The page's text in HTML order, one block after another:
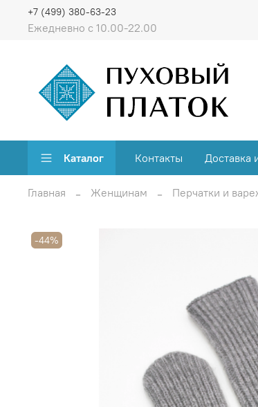
Ежедневно с 10.00-22.00
+7 (499) 380-63-23
Каталог Контакты Доставка
Главная Женщинам Перчатки и
-44%